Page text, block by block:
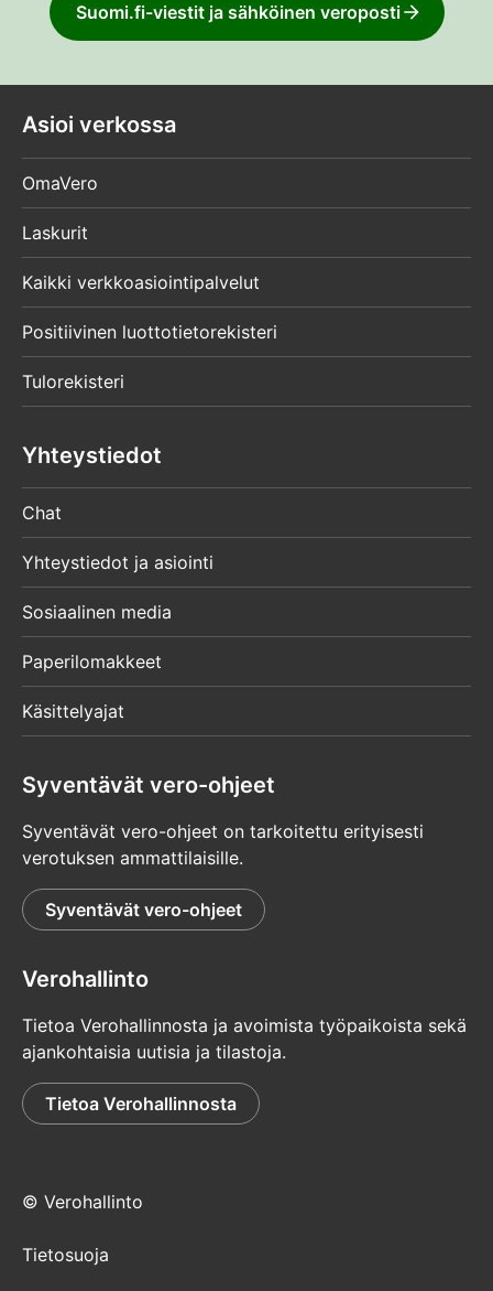
Suomi.fi-viestit ja sähköinen veroposti
Asioi verkossa
OmaVero
Laskurit
Kaikki verkkoasiointipalvelut
Positiivinen luottotietorekisteri
Tulorekisteri
Yhteystiedot
Chat
Yhteystiedot ja asiointi
Sosiaalinen media
Paperilomakkeet
Käsittelyajat
Syventävät vero-ohjeet
Syventävät vero-ohjeet on tarkoitettu erityisesti
verotuksen ammattilaisille.
Syventävät vero-ohjeet
Verohallinto
Tietoa Verohallinnosta ja avoimista työpaikoista sekä
ajankohtaisia uutisia ja tilastoja.
Tietoa Verohallinnosta
© Verohallinto
Tietosuoja